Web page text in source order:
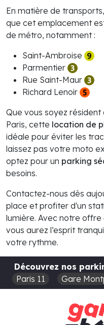
En matière de
que cet emplacement
de métro, notamment :
Saint-Ambroise
Parmentier
Rue Saint-Maur
Richard Lenoir
Que vous soyez
Paris, cette location de
idéale pour éviter les
laissez pas votre moto
optez pour un parking
besoins.
Contactez-nous dès
place et profiter d'un
lumière. Avec notre offre
vous aurez l’esprit
votre rythme.
Découvrez nos
Paris 11
Gare